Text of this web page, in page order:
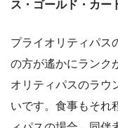
ス・ゴールド・カー
プライオリティパス
の方が遙かにランク
オリティパスのラウ
いです。食事もそれ